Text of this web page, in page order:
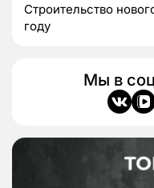
Строительство
году
Мы в